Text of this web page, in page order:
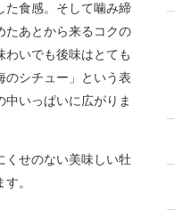
た食感。そして噛み締
たあとから来るコクの
わいでも後味はとても
のシチュー」という表
いっぱいに広がりま
くせのない美味しい牡
。